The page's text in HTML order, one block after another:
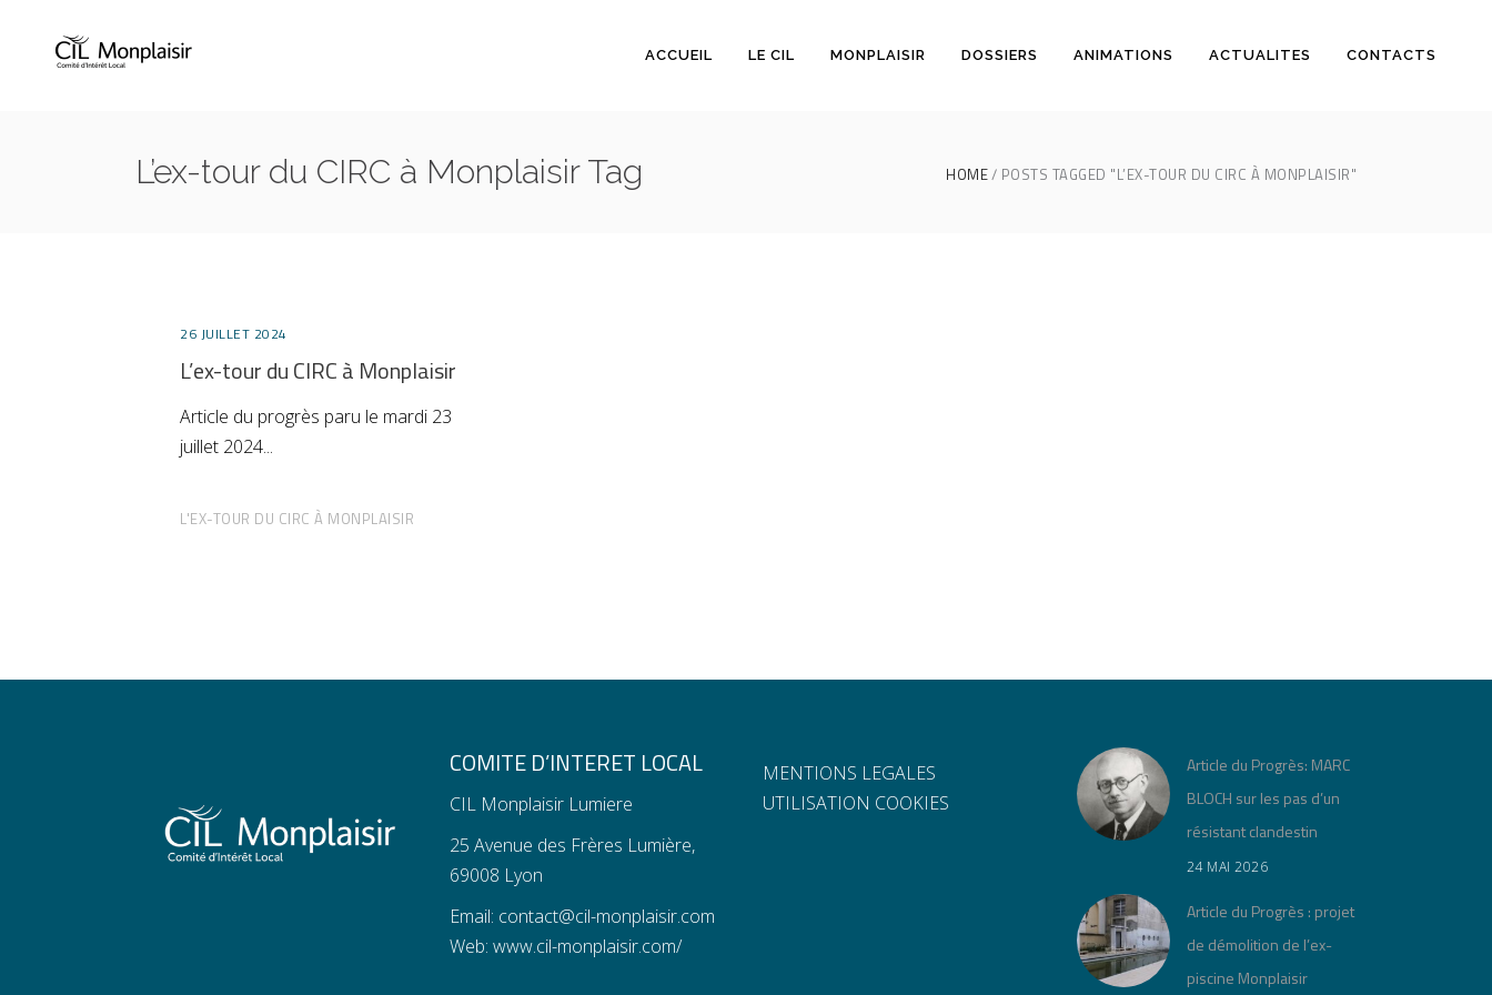
ACCUEIL LE CIL MONPLAISIR DOSSIERS ANIMATIONS ACTUALITES CONTACTS
L’ex-tour du CIRC à Monplaisir Tag HOME POSTS TAGGED "L’EX-TOUR DU CIRC À MONPLAISIR"
26 JUILLET 2024
L’ex-tour du CIRC à Monplaisir
Article du progrès paru le mardi 23
juillet 2024
L'EX-TOUR DU CIRC À MONPLAISIR
COMITE D’INTERET LOCAL
CIL Monplaisir Lumiere
25 Avenue des Frères Lumière,
69008 Lyon
Email: contact@cil-monplaisir.com
Web: www.cil-monplaisir.com/
MENTIONS LEGALES
UTILISATION COOKIES
Article du Progrès: MARC
BLOCH sur les pas d’un
résistant clandestin
24 MAI 2026
Article du Progrès : projet
de démolition de l’ex-
piscine Monplaisir